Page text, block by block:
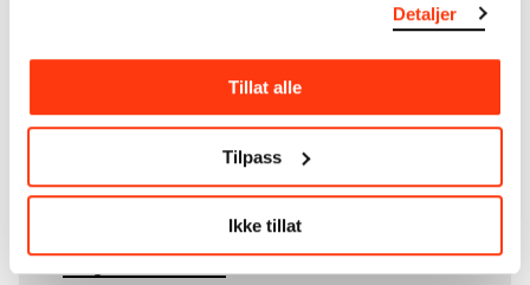
Detaljer
Tillat alle
Tilpass
Ikke tillat
Les mer om bruk av våre avfotograferinger og
kunstnerskap
Den digitale tilgjengeliggjøringen av museets